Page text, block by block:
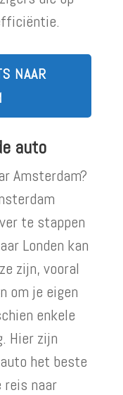
NAAR
auto
Amsterdam?
te stappen
Londen kan
zijn, vooral
om je eigen
enkele
Hier zijn
het beste
naar